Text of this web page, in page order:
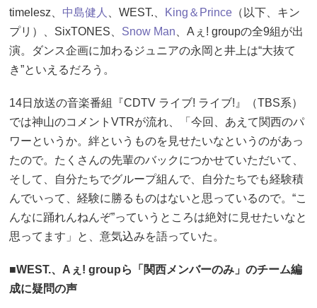
timelesz、 中島健人 、WEST.、 King＆Prince （以下、キン
プリ）、SixTONES、 Snow Man 、Aぇ! groupの全9組が出
演。ダンス企画に加わるジュニアの永岡と井上は“大抜て
き”といえるだろう。
14日放送の音楽番組『CDTV ライブ! ライブ!』（TBS系）
では神山のコメントVTRが流れ、「今回、あえて関西のパ
ワーというか。絆というものを見せたいなというのがあっ
たので。たくさんの先輩のバックにつかせていただいて、
そして、自分たちでグループ組んで、自分たちでも経験積
んでいって、経験に勝るものはないと思っているので。“こ
んなに踊れんねんぞ”っていうところは絶対に見せたいなと
思ってます」と、意気込みを語っていた。
■WEST.、Aぇ! groupら「関西メンバーのみ」のチーム編
成に疑問の声